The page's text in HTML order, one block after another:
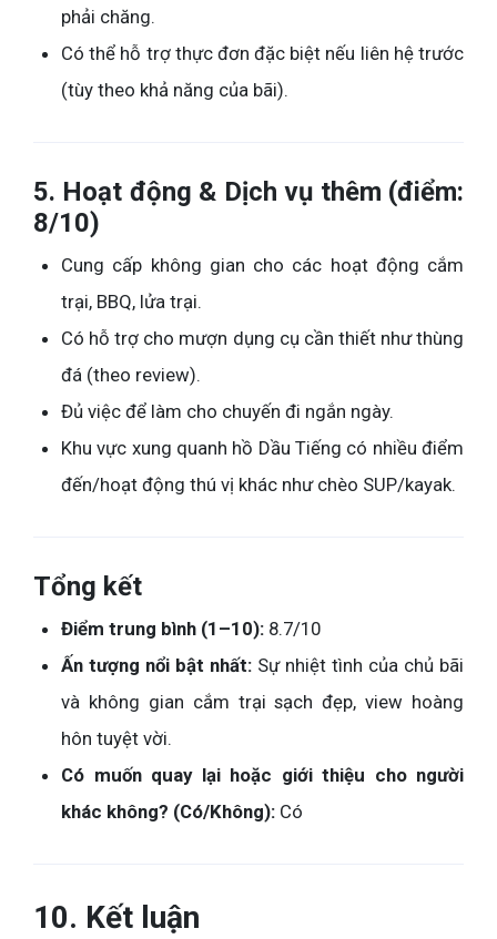
phải chăng.
Có thể hỗ trợ thực đơn đặc biệt nếu liên hệ trước
(tùy theo khả năng của bãi).
5. Hoạt động & Dịch vụ thêm (điểm:
8/10)
Cung cấp không gian cho các hoạt động cắm
trại, BBQ, lửa trại.
Có hỗ trợ cho mượn dụng cụ cần thiết như thùng
đá (theo review).
Đủ việc để làm cho chuyến đi ngắn ngày.
Khu vực xung quanh hồ Dầu Tiếng có nhiều điểm
đến/hoạt động thú vị khác như chèo SUP/kayak.
Tổng kết
Điểm trung bình (1–10): 8.7/10
Ấn tượng nổi bật nhất: Sự nhiệt tình của chủ bãi
và không gian cắm trại sạch đẹp, view hoàng
hôn tuyệt vời.
Có muốn quay lại hoặc giới thiệu cho người
khác không? (Có/Không): Có
10. Kết luận